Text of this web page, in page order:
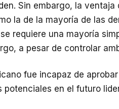
Sin embargo, la ventaja
la de la mayoría de las
requiere una mayoría
a pesar de controlar
fue incapaz de
en el futuro